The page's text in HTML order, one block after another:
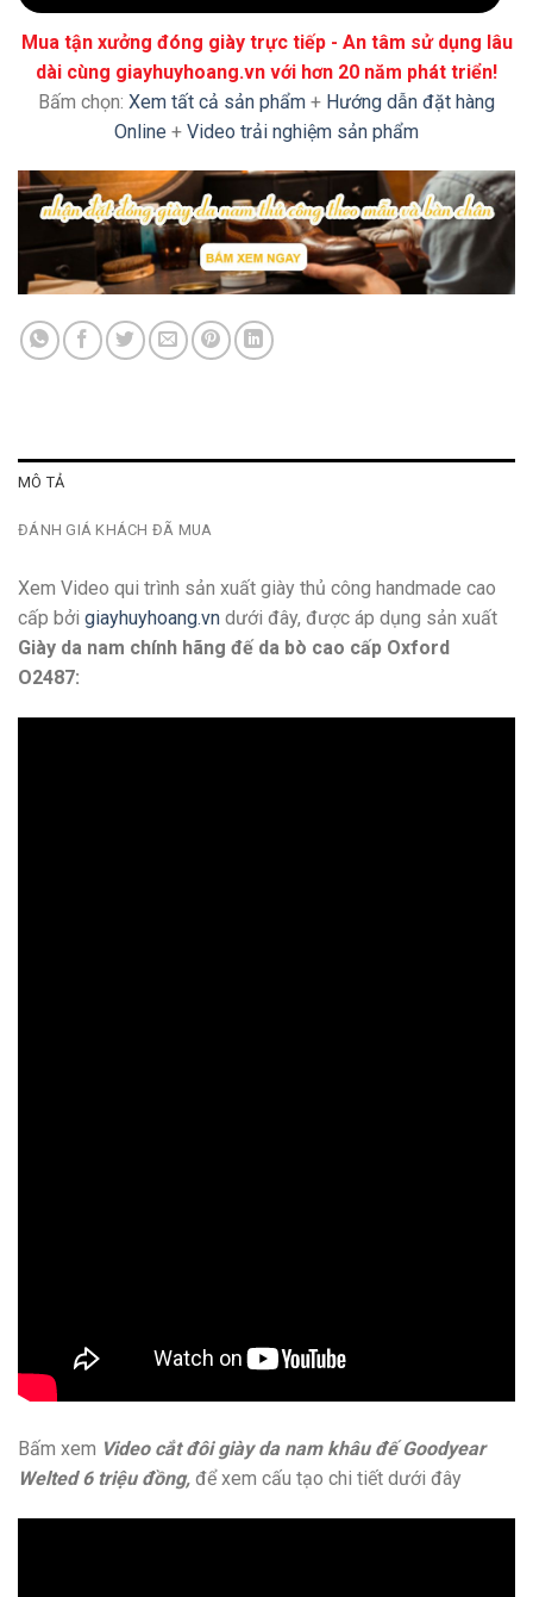
Mua tận xưởng đóng giày trực tiếp - An tâm sử dụng lâu
dài cùng giayhuyhoang.vn với hơn 20 năm phát triển!
Bấm chọn: Xem tất cả sản phẩm + Hướng dẫn đặt hàng
Online + Video trải nghiệm sản phẩm
MÔ TẢ
ĐÁNH GIÁ KHÁCH ĐÃ MUA
Xem Video qui trình sản xuất giày thủ công handmade cao
cấp bởi giayhuyhoang.vn dưới đây, được áp dụng sản xuất
Giày da nam chính hãng đế da bò cao cấp Oxford
O2487:
Bấm xem Video cắt đôi giày da nam khâu đế Goodyear
Welted 6 triệu đồng, để xem cấu tạo chi tiết dưới đây